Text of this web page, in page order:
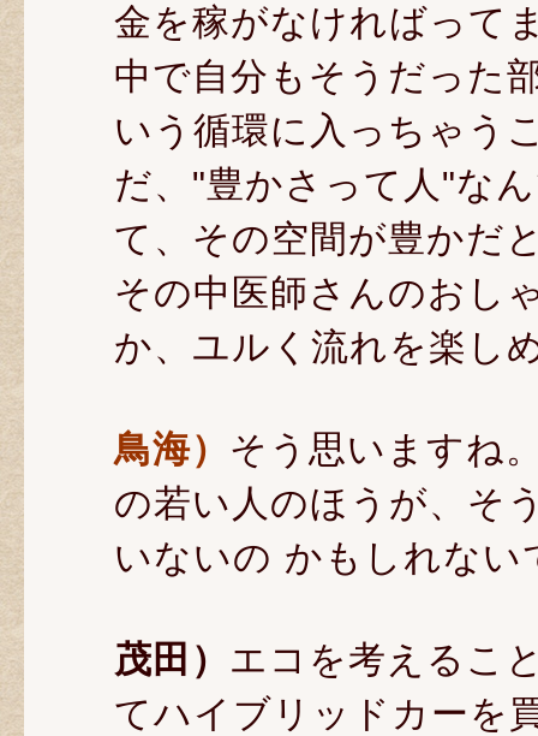
金を稼がなければって
中で自分もそうだった
いう循環に入っちゃう
だ、"豊かさって人"な
て、その空間が豊かだ
その中医師さんのおし
か、ユルく流れを楽し
鳥海） そう思いますね
の若い人のほうが、そ
いないの かもしれない
茂田） エコを考えるこ
てハイブリッドカーを